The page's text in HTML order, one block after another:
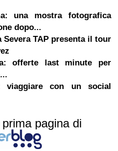
una mostra fotografica
dopo...
Severa TAP presenta il tour
offerte last minute per
viaggiare con un social
pagina di